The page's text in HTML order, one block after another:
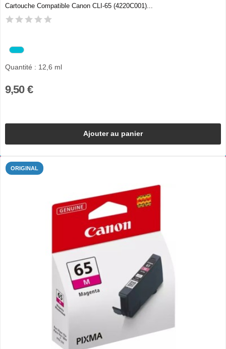
Cartouche Compatible Canon CLI-65 (4220C001)...
Quantité : 12,6 ml
9,50 €
Ajouter au panier
ORIGINAL